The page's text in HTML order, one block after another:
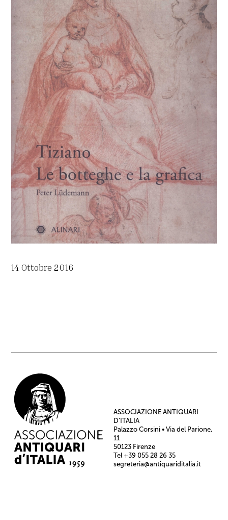
14 Ottobre 2016
ASSOCIAZIONE ANTIQUARI
D’ITALIA
Palazzo Corsini • Via del Parione,
11
50123 Firenze
Tel +39 055 28 26 35
segreteria@antiquariditalia.it